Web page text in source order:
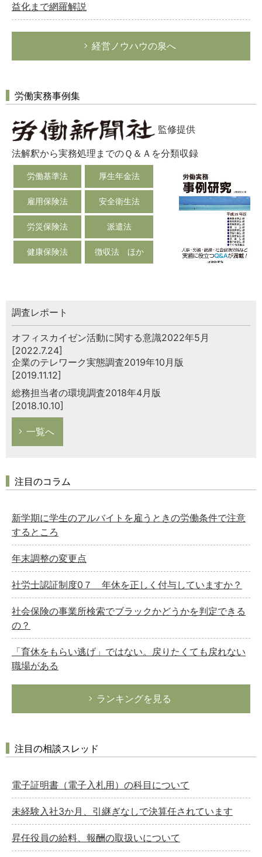
益化まで網羅解説
経営ノウハウの泉へ
労働実務事例集
監修提供
法解釈から実務処理までのＱ＆Ａを分類収録
労働基準法 厚生年金法
雇用保険法 安全衛生法
労災保険法 派遣法
健康保険法 徴収法 ほか
調査レポート
オフィスカイゼン活動に関する意識2022年5月
[2022.7.24]
企業のテレワーク実態調査2019年10月版
[2019.11.12]
総務担当者の環境調査2018年4月版
[2018.10.10]
一覧へ
注目のコラム
新学期に学生のアルバイトを雇うときの労働条件で注意
するところ
年末調整の変更点
社労士認証制度0７ 年休を正しく付与していますか？
社会保険の事業所検索でブラックかどうかを判定できる
の？
「育休をもらい逃げ」ではない。戻りたくても戻れない
職場がある
ランキングを見る
注目の相談スレッド
電子証明書（電子入札用）の科目について
未経験入社3か月、引継ぎなしで決算任されています
昇任役員の給料、報酬の取扱いについて